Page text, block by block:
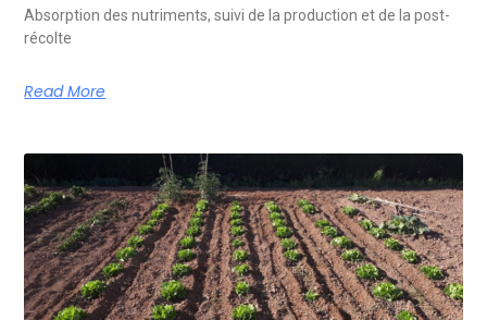
Absorption des nutriments, suivi de la production et de la post-
récolte
Read More